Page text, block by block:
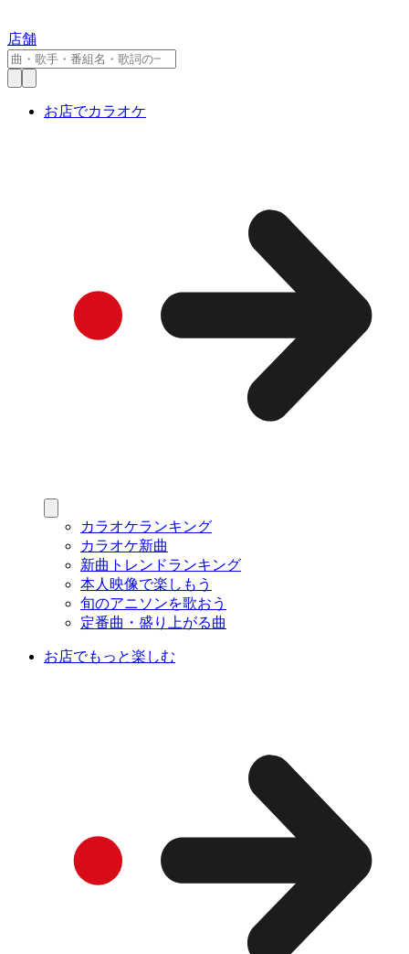
店舗
お店でカラオケ
カラオケランキング
カラオケ新曲
新曲トレンドランキング
本人映像で楽しもう
旬のアニソンを歌おう
定番曲・盛り上がる曲
お店でもっと楽しむ